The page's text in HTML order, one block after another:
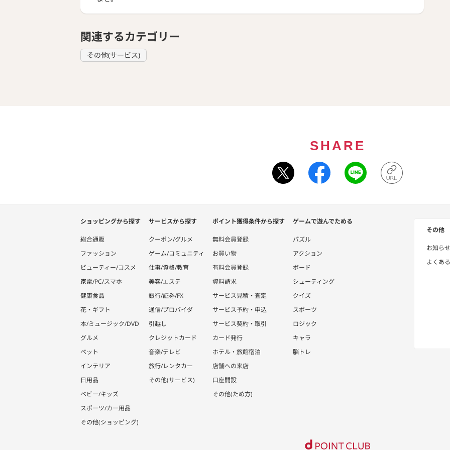
関連するカテゴリー
その他(サービス)
SHARE
ショッピングから探す
総合通販
ファッション
ビューティー/コスメ
家電/PC/スマホ
健康食品
花・ギフト
本/ミュージック/DVD
グルメ
ペット
インテリア
日用品
ベビー/キッズ
スポーツ/カー用品
その他(ショッピング)
サービスから探す
クーポン/グルメ
ゲーム/コミュニティ
仕事/資格/教育
美容/エステ
銀行/証券/FX
通信/プロバイダ
引越し
クレジットカード
音楽/テレビ
旅行/レンタカー
その他(サービス)
ポイント獲得条件から探す
無料会員登録
お買い物
有料会員登録
資料請求
サービス見積・査定
サービス予約・申込
サービス契約・取引
カード発行
ホテル・旅館宿泊
店舗への来店
口座開設
その他(ため方)
ゲームで遊んでためる
パズル
アクション
ボード
シューティング
クイズ
スポーツ
ロジック
キャラ
脳トレ
その他
お知らせ
よくあ